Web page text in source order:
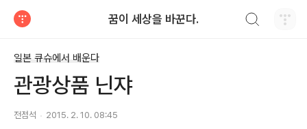
꿈이 세상을 바꾼다.
일본 큐슈에서 배운다
관광상품 닌쟈
전점석 2015. 2. 10. 08:45